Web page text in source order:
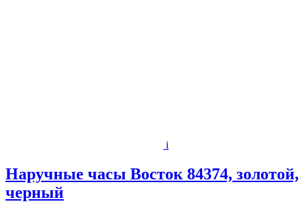
i
Наручные часы Восток 84374, золотой,
черный